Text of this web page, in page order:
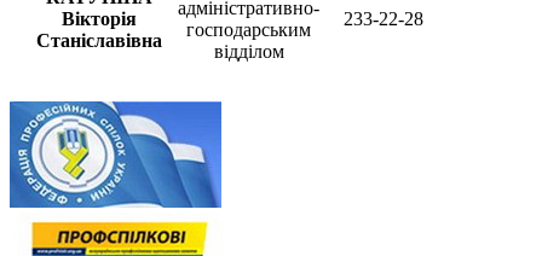
Вікторія
Станіславівна
адміністративно-
господарським
відділом
233-22-28